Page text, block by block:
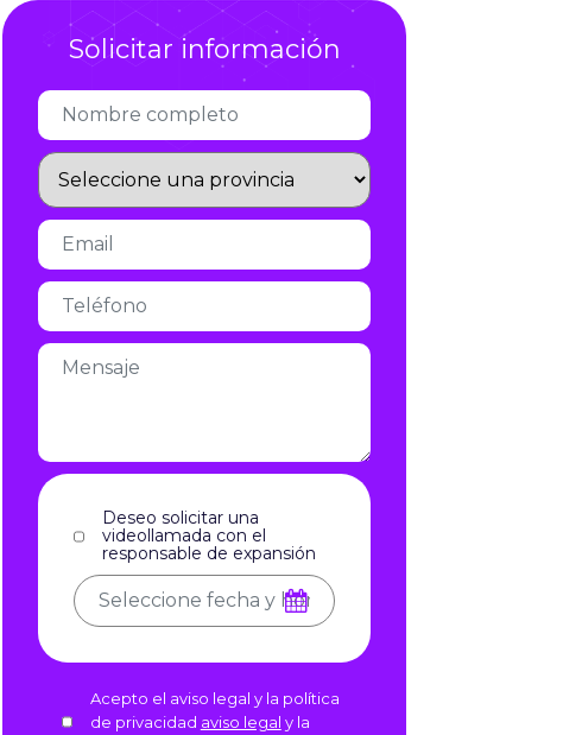
Infórmate
Solicitar información
Deseo solicitar una
videollamada con el
responsable de expansión
Acepto el aviso legal y la política
de privacidad aviso legal y la